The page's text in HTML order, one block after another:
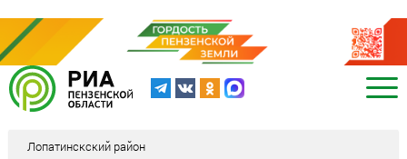
Лопатинскский район